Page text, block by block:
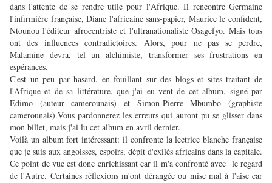
dans l'attente de se rendre utile pour l'Afrique. Il rencontre Germaine
l'infirmière française, Diane l'africaine sans-papier, Maurice le confident,
Ntounou l'éditeur afrocentriste et l'ultranationaliste Osagefyo. Mais tous
ont des influences contradictoires. Alors, pour ne pas se perdre,
Malamine devra, tel un alchimiste, transformer ses frustrations en
espérances.
C'est un peu par hasard, en fouillant sur des blogs et sites traitant de
l'Afrique et de sa littérature, que j'ai eu vent de cet album, signé par
Edimo (auteur camerounais) et Simon-Pierre Mbumbo (graphiste
camerounais).Vous pardonnerez les erreurs qui auront pu se glisser dans
mon billet, mais j'ai lu cet album en avril dernier.
Voilà un album fort intéressant: il confronte la lectrice blanche française
que je suis aux angoisses, espoirs, dépit d'exilés africains dans la capitale.
Ce point de vue est donc enrichissant car il m'a confronté avec le regard
de l'Autre. Certaines réflexions m'ont dérangée ou mise mal à l'aise car